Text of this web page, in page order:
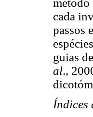
método
cada
passos
guias
al.,
Índices